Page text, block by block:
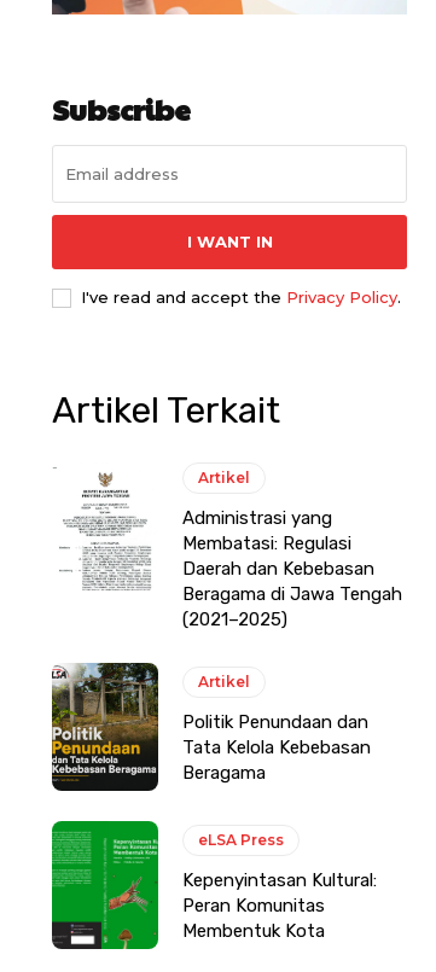
Subscribe
I WANT IN
I've read and accept the Privacy Policy.
Artikel Terkait
Artikel
Administrasi yang
Membatasi: Regulasi
Daerah dan Kebebasan
Beragama di Jawa Tengah
(2021–2025)
Artikel
Politik Penundaan dan
Tata Kelola Kebebasan
Beragama
eLSA Press
Kepenyintasan Kultural:
Peran Komunitas
Membentuk Kota